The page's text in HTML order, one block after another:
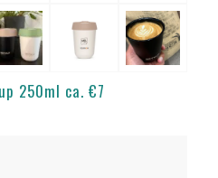
250ml ca. €7